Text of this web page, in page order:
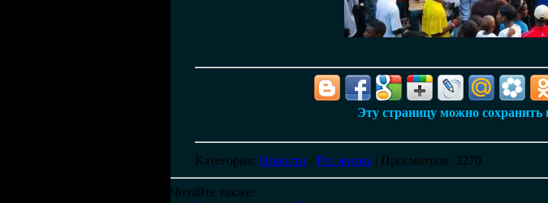
Эту страницу можно сохранить
Категория: Новости / Pro жизнь | Просмотров: 3270
Читайте также: